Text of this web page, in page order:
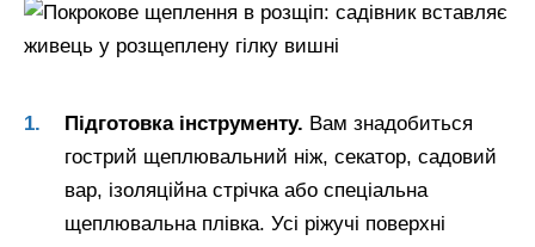
Підготовка інструменту. Вам знадобиться
гострий щеплювальний ніж, секатор, садовий
вар, ізоляційна стрічка або спеціальна
щеплювальна плівка. Усі ріжучі поверхні